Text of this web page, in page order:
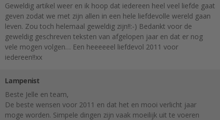
Geweldig artikel weer en ik hoop dat iedereen heel veel liefde gaat
geven zodat we met zijn allen in een hele liefdevolle wereld gaan
leven. Zou toch helemaal geweldig zijn!!:-) Bedankt voor de
geweldig geschreven teksten van afgelopen jaar en dat er nog
vele mogen volgen… Een heeeeeel liefdevol 2011 voor
iedereen!!xx
Lampenist
Beste Jelle en team,
De beste wensen voor 2011 en dat het en mooi verlicht jaar
moge worden. Simpele dingen zijn vaak moeilijk uit te voeren